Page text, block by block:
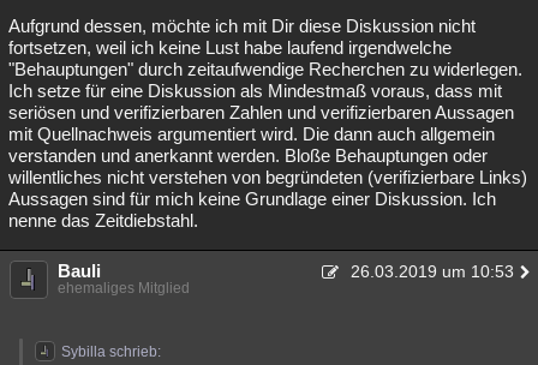
Aufgrund dessen, möchte ich mit Dir diese Diskussion nicht
fortsetzen, weil ich keine Lust habe laufend irgendwelche
"Behauptungen" durch zeitaufwendige Recherchen zu widerlegen.
Ich setze für eine Diskussion als Mindestmaß voraus, dass mit
seriösen und verifizierbaren Zahlen und verifizierbaren Aussagen
mit Quellnachweis argumentiert wird. Die dann auch allgemein
verstanden und anerkannt werden. Bloße Behauptungen oder
willentliches nicht verstehen von begründeten (verifizierbare Links)
Aussagen sind für mich keine Grundlage einer Diskussion. Ich
nenne das Zeitdiebstahl.
Bauli 26.03.2019 um 10:53
ehemaliges Mitglied
Sybilla schrieb: